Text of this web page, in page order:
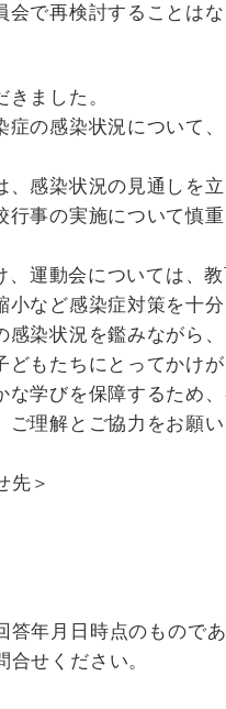
で再検討することはな
ました。
の感染状況について
感染状況の見通しを
行事の実施について慎
運動会については、
など感染症対策を十
染状況を鑑みながら
どもたちにとってかけ
な学びを保障するため
理解とご協力をお願い
先＞
年月日時点のもので
せください。